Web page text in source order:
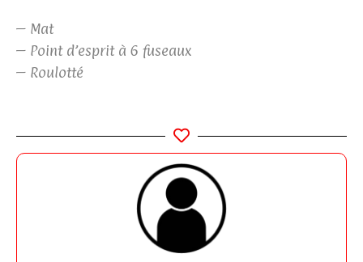
– Mat
– Point d’esprit à 6 fuseaux
– Roulotté